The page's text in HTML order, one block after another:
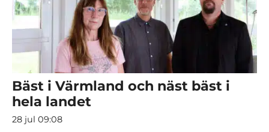
Bäst i Värmland och näst bäst i
hela landet
28 jul 09:08